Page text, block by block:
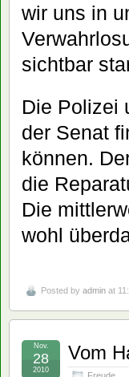
wir uns in
sichtbar
Die Polizei
der Senat
können.
die
Die
wohl
Posted by admin at
Vom
Nov.
28
2010